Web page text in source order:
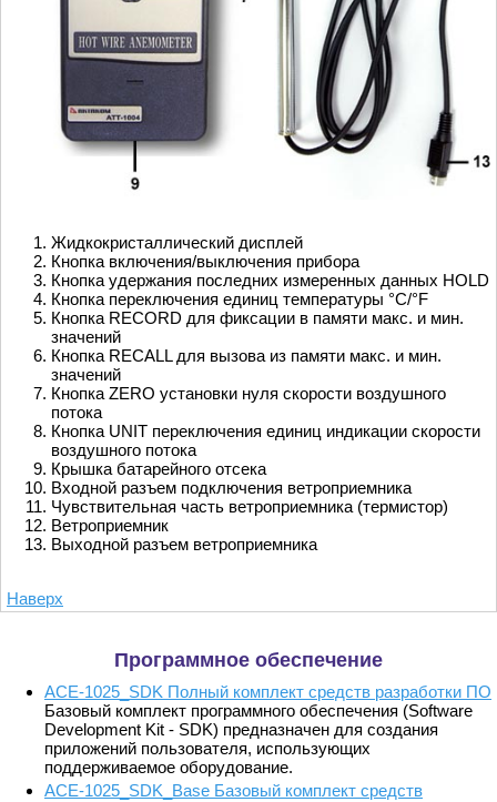
Жидкокристаллический дисплей
Кнопка включения/выключения прибора
Кнопка удержания последних измеренных данных HOLD
Кнопка переключения единиц температуры °C/°F
Кнопка RECORD для фиксации в памяти макс. и мин.
значений
Кнопка RECALL для вызова из памяти макс. и мин.
значений
Кнопка ZERO установки нуля скорости воздушного
потока
Кнопка UNIT переключения единиц индикации скорости
воздушного потока
Крышка батарейного отсека
Входной разъем подключения ветроприемника
Чувствительная часть ветроприемника (термистор)
Ветроприемник
Выходной разъем ветроприемника
Наверх
Программное обеспечение
ACE-1025_SDK Полный комплект средств разработки ПО
Базовый комплект программного обеспечения (Software
Development Kit - SDK) предназначен для создания
приложений пользователя, использующих
поддерживаемое оборудование.
ACE-1025_SDK_Base Базовый комплект средств